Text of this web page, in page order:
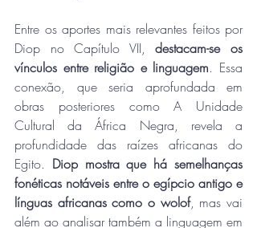
Entre os aportes mais relevantes feitos por
Diop no Capítulo VII, destacam-se os
vínculos entre religião e linguagem. Essa
conexão, que seria aprofundada em
obras posteriores como A Unidade
Cultural da África Negra, revela a
profundidade das raízes africanas do
Egito. Diop mostra que há semelhanças
fonéticas notáveis entre o egípcio antigo e
línguas africanas como o wolof, mas vai
além ao analisar também a linguagem em